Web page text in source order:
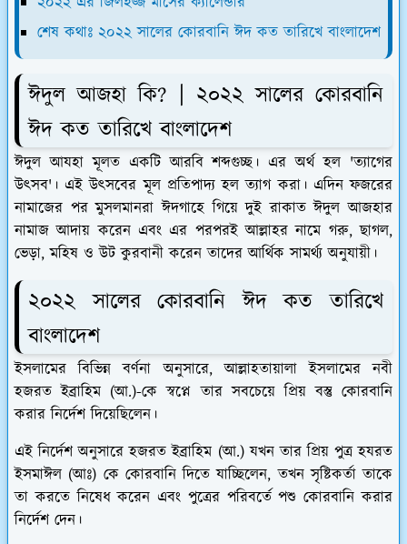
শেষ কথাঃ ২০২২ সালের কোরবানি ঈদ কত তারিখে বাংলাদেশ
ঈদুল আজহা কি? | ২০২২ সালের কোরবানি
ঈদ কত তারিখে বাংলাদেশ
ঈদুল আযহা মূলত একটি আরবি শব্দগুচ্ছ। এর অর্থ হল 'ত্যাগের
উৎসব'। এই উৎসবের মূল প্রতিপাদ্য হল ত্যাগ করা। এদিন ফজরের
নামাজের পর মুসলমানরা ঈদগাহে গিয়ে দুই রাকাত ঈদুল আজহার
নামাজ আদায় করেন এবং এর পরপরই আল্লাহর নামে গরু, ছাগল,
ভেড়া, মহিষ ও উট কুরবানী করেন তাদের আর্থিক সামর্থ্য অনুযায়ী।
২০২২ সালের কোরবানি ঈদ কত তারিখে
বাংলাদেশ
ইসলামের বিভিন্ন বর্ণনা অনুসারে, আল্লাহতায়ালা ইসলামের নবী
হজরত ইব্রাহিম (আ.)-কে স্বপ্নে তার সবচেয়ে প্রিয় বস্তু কোরবানি
করার নির্দেশ দিয়েছিলেন।
এই নির্দেশ অনুসারে হজরত ইব্রাহিম (আ.) যখন তার প্রিয় পুত্র হযরত
ইসমাঈল (আঃ) কে কোরবানি দিতে যাচ্ছিলেন, তখন সৃষ্টিকর্তা তাকে
তা করতে নিষেধ করেন এবং পুত্রের পরিবর্তে পশু কোরবানি করার
নির্দেশ দেন।